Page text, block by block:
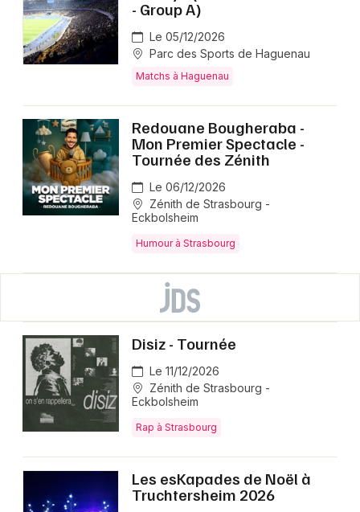
- Group A)
Le 05/12/2026
Parc des Sports de Haguenau
Matchs à Haguenau
Redouane Bougheraba -
Mon Premier Spectacle -
Tournée des Zénith
Le 06/12/2026
Zénith de Strasbourg -
Eckbolsheim
Humour à Strasbourg
Disiz - Tournée
Le 11/12/2026
Zénith de Strasbourg -
Eckbolsheim
Rap à Strasbourg
Les esKapades de Noël à
Truchtersheim 2026